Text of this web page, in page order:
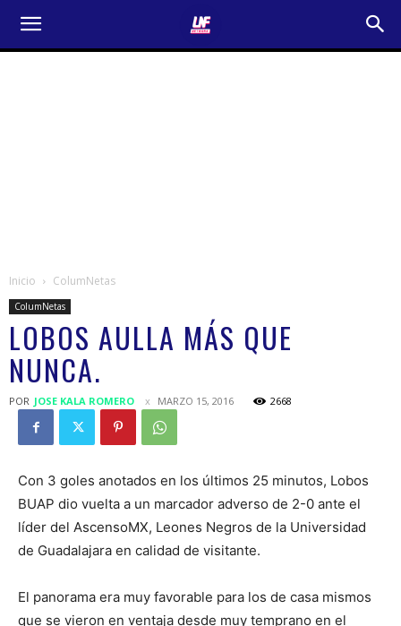
Inicio ColumNetas
ColumNetas
LOBOS AULLA MÁS QUE
NUNCA.
POR JOSE KALA ROMERO MARZO 15, 2016 2668
Con 3 goles anotados en los últimos 25 minutos, Lobos
BUAP dio vuelta a un marcador adverso de 2-0 ante el
líder del AscensoMX, Leones Negros de la Universidad
de Guadalajara en calidad de visitante.
El panorama era muy favorable para los de casa mismos
que se vieron en ventaja desde muy temprano en el